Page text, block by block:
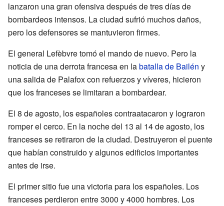
lanzaron una gran ofensiva después de tres días de
bombardeos intensos. La ciudad sufrió muchos daños,
pero los defensores se mantuvieron firmes.
El general Lefèbvre tomó el mando de nuevo. Pero la
noticia de una derrota francesa en labatalla de Bailén y
una salida de Palafox con refuerzos y víveres, hicieron
que los franceses se limitaran a bombardear.
El 8 de agosto, los españoles contraatacaron y lograron
romper el cerco. En la noche del 13 al 14 de agosto, los
franceses se retiraron de la ciudad. Destruyeron el puente
que habían construido y algunos edificios importantes
antes de irse.
El primer sitio fue una victoria para los españoles. Los
franceses perdieron entre 3000 y 4000 hombres. Los